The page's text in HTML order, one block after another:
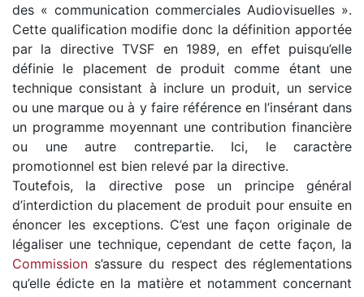
des « communication commerciales Audiovisuelles ».
Cette qualification modifie donc la définition apportée
par la directive TVSF en 1989, en effet puisqu’elle
définie le placement de produit comme étant une
technique consistant à inclure un produit, un service
ou une marque ou à y faire référence en l’insérant dans
un programme moyennant une contribution financière
ou une autre contrepartie. Ici, le caractère
promotionnel est bien relevé par la directive.
Toutefois, la directive pose un principe général
d’interdiction du placement de produit pour ensuite en
énoncer les exceptions. C’est une façon originale de
légaliser une technique, cependant de cette façon, la
Commission s’assure du respect des réglementations
qu’elle édicte en la matière et notamment concernant